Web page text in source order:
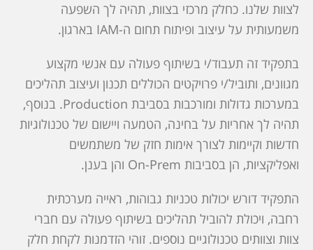
לצוות שלנו. כחלק מרכזי בצוות, תהיה לך השפעה
משמעותית על עיצוב ופיתוח תחום ה-IAM בארגון.
בתפקיד זה תעבוד/י בשיתוף פעולה עם אנשי מקצוע
מגוונים, ותוביל/י פרויקטים הכוללים תכנון ועיצוב תהליכים
במערכות גדולות ומורכבות בסביבת Production. בנוסף,
תהיה לך אחריות על בחינה, הטמעה ויישום של טכנולוגיות
חדשות וקיימות לצורך אימות חזק של משתמשים
ואפליקציות, הן בסביבות On-Prem והן בענן.
התפקיד דורש יכולות טכניות גבוהות, ראייה מערכתית
רחבה, ויכולת להוביל תהליכים בשיתוף פעולה עם חברי
צוות וצוותים טכנולוגיים נוספים. זוהי הזדמנות לקחת חלק